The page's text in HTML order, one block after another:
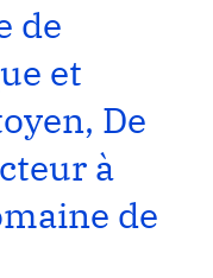
de
et
De
à
de